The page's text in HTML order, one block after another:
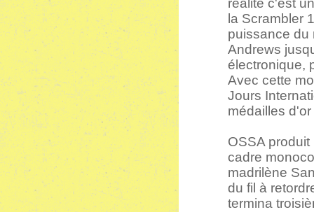
réalité c'est
la Scrambler
puissance du
Andrews
électronique,
Avec cette
Jours
médailles
OSSA
cadre
madrilène
du fil à
termina